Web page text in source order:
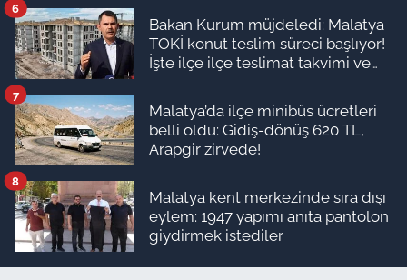
Bakan Kurum müjdeledi: Malatya
TOKİ konut teslim süreci başlıyor!
İşte ilçe ilçe teslimat takvimi ve
6
Malatya’da ilçe minibüs ücretleri
belli oldu: Gidiş-dönüş 620 TL,
Arapgir zirvede!
7
Malatya kent merkezinde sıra dışı
eylem: 1947 yapımı anıta pantolon
giydirmek istediler
8